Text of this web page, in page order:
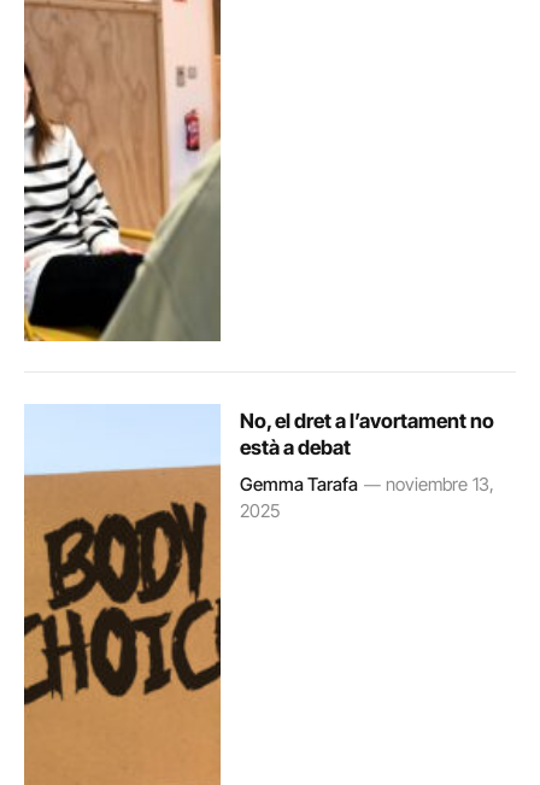
No, el dret a l’avortament no
està a debat
Gemma Tarafa
noviembre 13,
2025